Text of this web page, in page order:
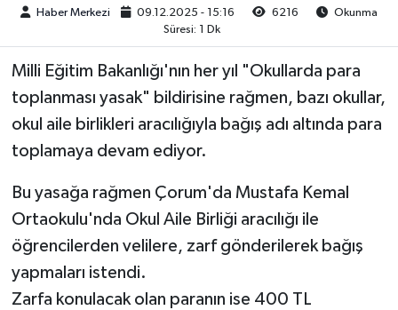
Haber Merkezi 09.12.2025 - 15:16 6216
Okunma
Süresi: 1 Dk
Milli Eğitim Bakanlığı'nın her yıl "Okullarda para
toplanması yasak" bildirisine rağmen, bazı okullar,
okul aile birlikleri aracılığıyla bağış adı altında para
toplamaya devam ediyor.
Bu yasağa rağmen Çorum'da Mustafa Kemal
Ortaokulu'nda Okul Aile Birliği aracılığı ile
öğrencilerden velilere, zarf gönderilerek bağış
yapmaları istendi.
Zarfa konulacak olan paranın ise 400 TL
Uğurludağ
Sağlık